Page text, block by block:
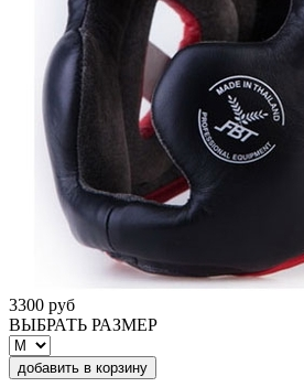
3300 руб
ВЫБРАТЬ РАЗМЕР